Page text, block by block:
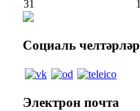
31
1
Социаль челтәрләр
Электрон почта